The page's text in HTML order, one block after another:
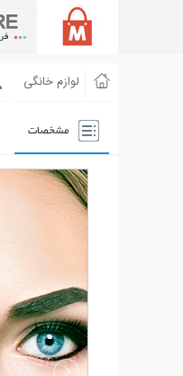
لوازم خانگی
مشخصات